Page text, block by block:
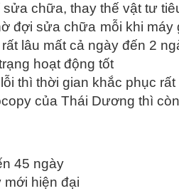
chữa, thay thế vật tư
đợi sửa chữa mỗi khi
lâu mất cả ngày đến 2
hoạt động tốt
thì thời gian khắc phục
của Thái Dương thì
45 ngày
hiện đại